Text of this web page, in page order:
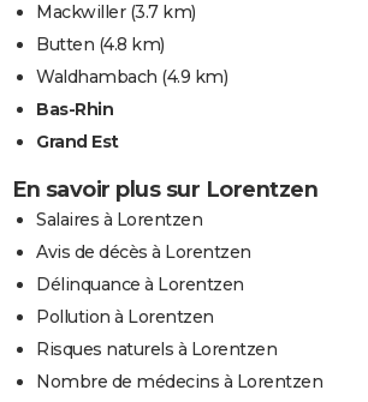
Mackwiller(3.7 km)
Butten (4.8 km)
Waldhambach (4.9 km)
Bas-Rhin
Grand Est
En savoir plus sur Lorentzen
Salaires à Lorentzen
Avis de décès à Lorentzen
Délinquance à Lorentzen
Pollution à Lorentzen
Risques naturels à Lorentzen
Nombre de médecins à Lorentzen